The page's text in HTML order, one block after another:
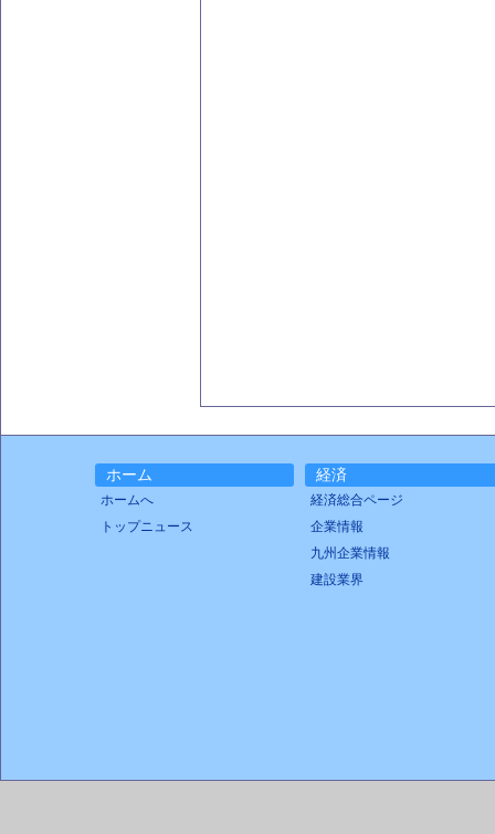
ホーム
ホームへ
トップニュース
経済
経済総合ページ
企業情報
九州企業情報
建設業界